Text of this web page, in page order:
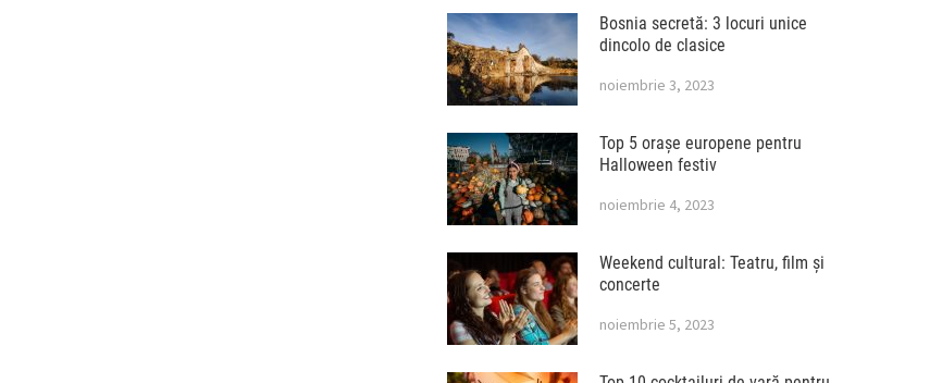
Bosnia secretă: 3 locuri unice
dincolo de clasice
noiembrie 3, 2023
Top 5 orașe europene pentru
Halloween festiv
noiembrie 4, 2023
Weekend cultural: Teatru, film și
concerte
noiembrie 5, 2023